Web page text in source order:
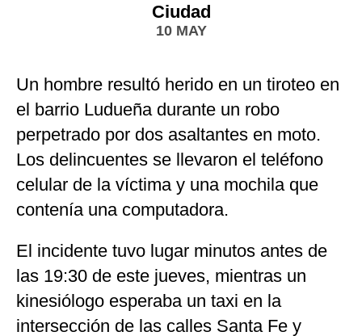
Ciudad
10 MAY
Un hombre resultó herido en un tiroteo en
el barrio Ludueña durante un robo
perpetrado por dos asaltantes en moto.
Los delincuentes se llevaron el teléfono
celular de la víctima y una mochila que
contenía una computadora.
El incidente tuvo lugar minutos antes de
las 19:30 de este jueves, mientras un
kinesiólogo esperaba un taxi en la
intersección de las calles Santa Fe y